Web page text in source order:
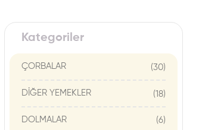
Kategoriler
ÇORBALAR (30)
DİĞER YEMEKLER (18)
DOLMALAR (6)